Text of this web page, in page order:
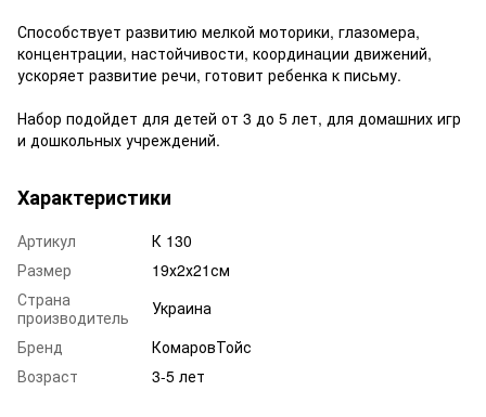
Способствует развитию мелкой моторики, глазомера,
концентрации, настойчивости, координации движений,
ускоряет развитие речи, готовит ребенка к письму.
Набор подойдет для детей от 3 до 5 лет, для домашних игр
и дошкольных учреждений.
Характеристики
Артикул
К 130
Размер
19х2х21см
Страна
производитель
Украина
Бренд
КомаровТойс
Возраст
3-5 лет